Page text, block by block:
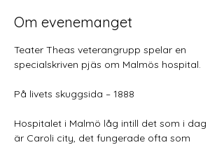
Om evenemanget
Teater Theas veterangrupp spelar en
specialskriven pjäs om Malmös hospital.
På livets skuggsida – 1888
Hospitalet i Malmö låg intill det som i dag
är Caroli city, det fungerade ofta som